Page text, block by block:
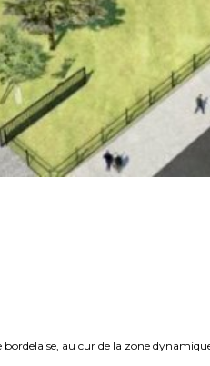
au cur de la zone dynamique